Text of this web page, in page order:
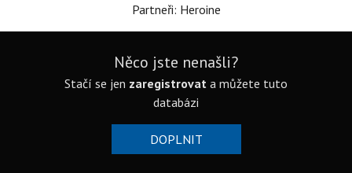
Partneři: Heroine
Něco jste nenašli?
Stačí se jen zaregistrovat a můžete tuto
databázi
DOPLNIT